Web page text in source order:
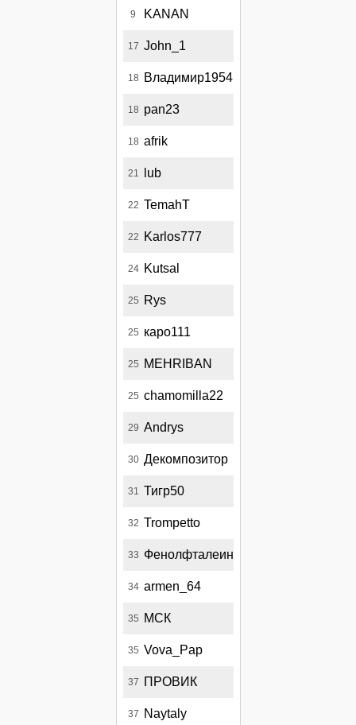
9 KANAN
17 John_1
18 Владимир1954
18 pan23
18 afrik
21 lub
22 TemahT
22 Karlos777
24 Kutsal
25 Rys
25 каро111
25 MEHRIBAN
25 chamomilla22
29 Andrys
30 Декомпозитор
31 Тигр50
32 Trompetto
33 Фенолфталеин
34 armen_64
35 МСК
35 Vova_Pap
37 ПРОВИК
37 Naytaly